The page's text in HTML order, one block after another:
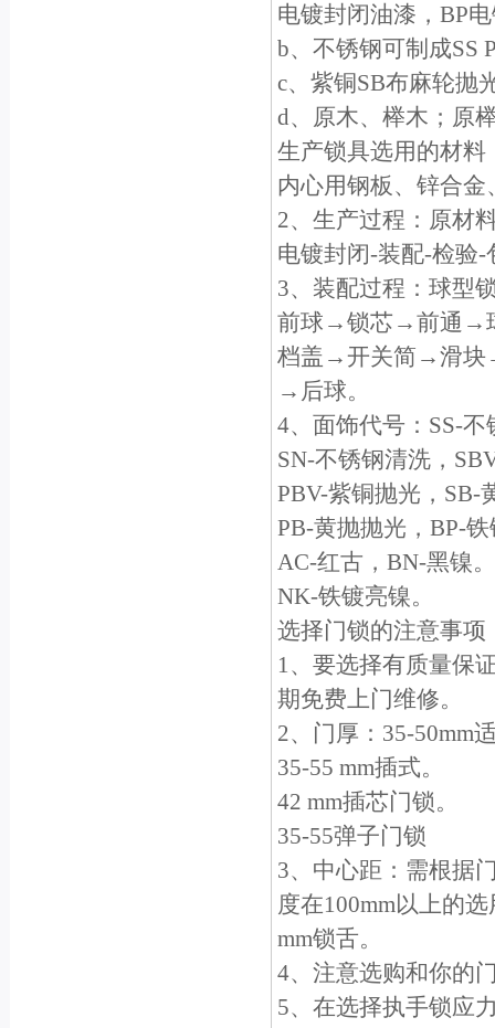
电镀封闭油漆，BP
b、不锈钢可制成SS
c、紫铜SB布麻轮抛
d、原木、榉木；原
生产锁具选用的材
内心用钢板、锌合金
2、生产过程：原材
电镀封闭-装配-检验-
3、装配过程：球型
前球→锁芯→前通→
档盖→开关简→滑
→后球。
4、面饰代号：SS-
SN-不锈钢清洗，
PBV-紫铜抛光，SB-
PB-黄抛抛光，BP-
AC-红古，BN-黑镍。
NK-铁镀亮镍。
选择门锁的注意事项
1、要选择有质量保
期免费上门维修。
2、门厚：35-50mm
35-55 mm插式。
42 mm插芯门锁。
35-55弹子门锁
3、中心距：需根据
度在100mm以上的
mm锁舌。
4、注意选购和你的
5、在选择执手锁应